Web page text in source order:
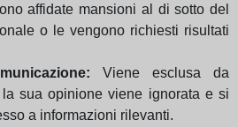
affidate mansioni al di sotto del
o le vengono richiesti risultati
Viene esclusa da
sua opinione viene ignorata e si
a informazioni rilevanti.